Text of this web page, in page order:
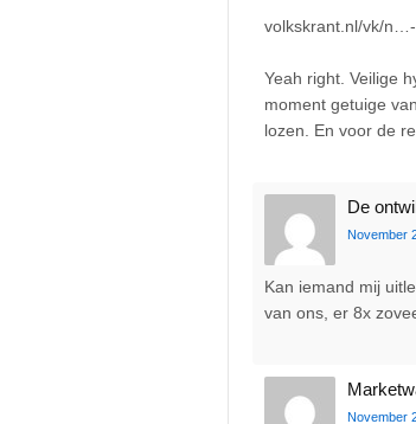
volkskrant.nl/vk/
Yeah right. Veilige
moment getuige
lozen. En voor de
De
November
Kan iemand mij
van ons, er 8x
November